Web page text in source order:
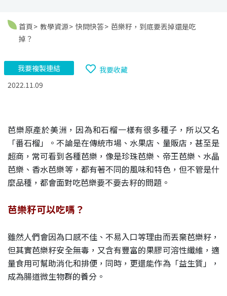
首頁 教學資源 快問快答
芭樂籽，到底要丟掉還是吃
掉？
我要複製連結
我要收藏
2022.11.09
芭樂原產於美洲，因為和石榴一樣有很多種子，所以又名
「番石榴」。不論是在傳統市場、水果店、量販店，甚至是
超商，常可看到各種芭樂，像是珍珠芭樂、帝王芭樂、水晶
芭樂、香水芭樂等，都有著不同的風味和特色，但不管是什
麼品種，都會面對吃芭樂要不要去籽的問題。
芭樂籽可以吃嗎？
雖然人們會因為口感不佳、不易入口等理由而丟棄芭樂籽，
但其實芭樂籽安全無毒，又含有豐富的果膠可溶性纖維，適
量食用可幫助消化和排便，同時，更還能作為「益生質」，
成為腸道微生物群的養分。